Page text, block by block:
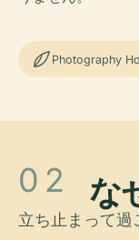
Photography
02 な
立ち止まって過